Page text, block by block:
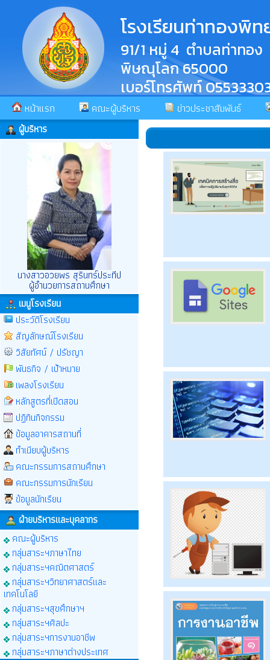
โรงเรียนท่าทองพิ
91/1 หมู่ 4 ตำบลท่าทอ
พิษณุโลก 65000
เบอร์โทรศัพท์
หน้าแรก คณะผู้บริหาร ข่าวประชาสัมพันธ์
ผู้บริหาร
นางสาวอวยพร สุรินทร์ประทีป
ผู้อำนวยการสถานศึกษา
เมนูโรงเรียน
ประวัติโรงเรียน
สัญลักษณ์โรงเรียน
วิสัยทัศน์ / ปรัชญา
พันธกิจ / เป้าหมาย
เพลงโรงเรียน
หลักสูตรที่เปิดสอน
ปฏิทินกิจกรรม
ข้อมูลอาคารสถานที่
ทำเนียบผู้บริหาร
คณะกรรมการสถานศึกษา
คณะกรรมการนักเรียน
ข้อมูลนักเรียน
ฝ่ายบริหารและบุคลากร
คณะผู้บริหาร
กลุ่มสาระฯภาษาไทย
กลุ่มสาระฯคณิตศาสตร์
กลุ่มสาระฯวิทยาศาสตร์และ
เทคโนโลยี
กลุ่มสาระฯสุขศึกษาฯ
กลุ่มสาระฯศิลปะ
กลุ่มสาระฯการงานอาชีพ
กลุ่มสาระฯภาษาต่างประเทศ